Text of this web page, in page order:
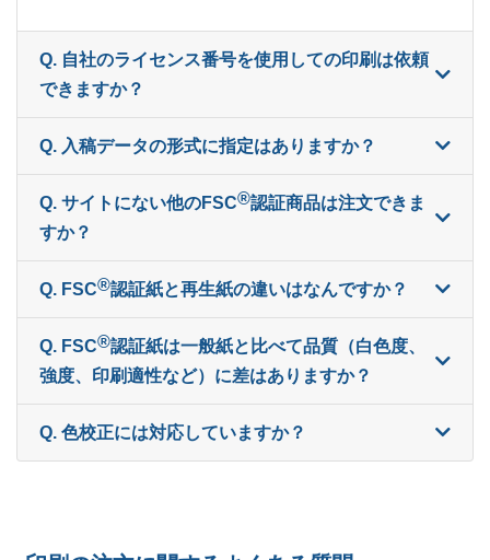
25,000部 ¥ 37,686
25,500部 ¥ 38,027
26,500部 ¥ 38,731
27,000部 ¥ 39,072
28,000部 39,776
28,500部 ¥ 40,117
30,000部
Q. 自社のライセンス番号を使用しての印刷は依頼
できますか？
Q. 入稿データの形式に指定はありますか？
Q. サイトにない他のFSC®認証商品は注文できま
すか？
Q. FSC®認証紙と再生紙の違いはなんですか？
Q. FSC®︎認証紙は一般紙と比べて品質（白色度、
強度、印刷適性など）に差はありますか？
Q. 色校正には対応していますか？